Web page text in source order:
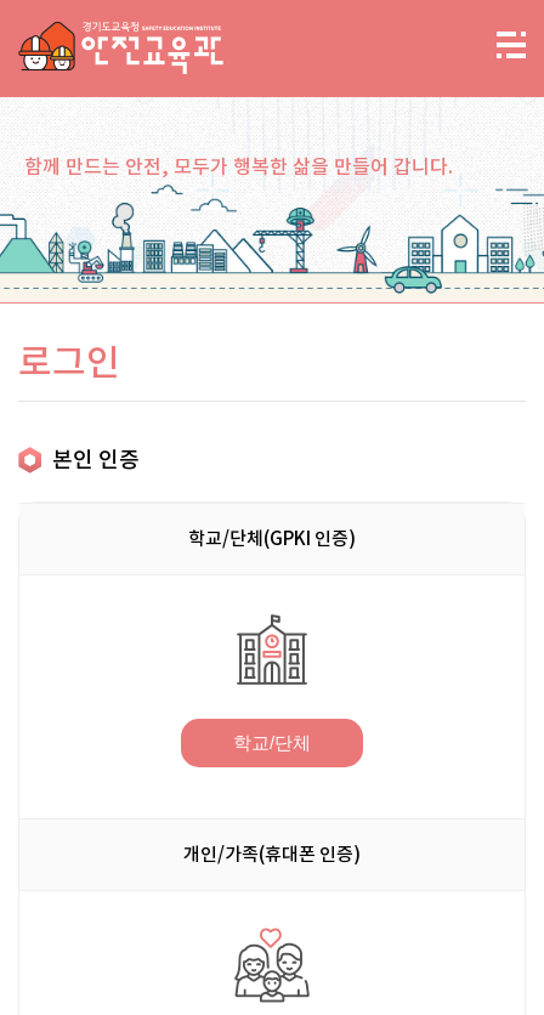
함께 만드는 안전, 모두가 행복한 삶을 만들어 갑니다.
로그인
본인 인증
학교/단체(GPKI 인증)
학교/단체
개인/가족(휴대폰 인증)